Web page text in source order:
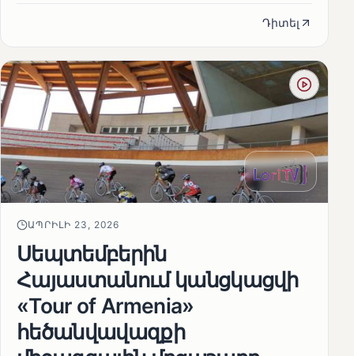
Դիտել
ԱՊՐԻԼԻ 23, 2026
Սեպտեմբերին
Հայաստանում կանցկացվի
«Tour of Armenia»
հեծանվավազքի